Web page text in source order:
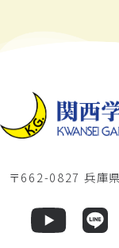
〒662-0827 兵庫